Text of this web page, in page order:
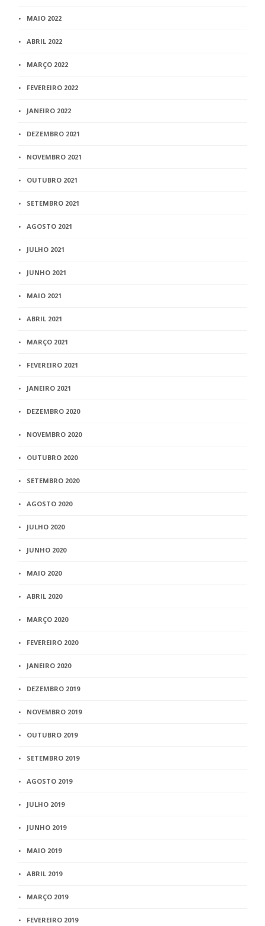
MAIO 2022
ABRIL 2022
MARÇO 2022
FEVEREIRO 2022
JANEIRO 2022
DEZEMBRO 2021
NOVEMBRO 2021
OUTUBRO 2021
SETEMBRO 2021
AGOSTO 2021
JULHO 2021
JUNHO 2021
MAIO 2021
ABRIL 2021
MARÇO 2021
FEVEREIRO 2021
JANEIRO 2021
DEZEMBRO 2020
NOVEMBRO 2020
OUTUBRO 2020
SETEMBRO 2020
AGOSTO 2020
JULHO 2020
JUNHO 2020
MAIO 2020
ABRIL 2020
MARÇO 2020
FEVEREIRO 2020
JANEIRO 2020
DEZEMBRO 2019
NOVEMBRO 2019
OUTUBRO 2019
SETEMBRO 2019
AGOSTO 2019
JULHO 2019
JUNHO 2019
MAIO 2019
ABRIL 2019
MARÇO 2019
FEVEREIRO 2019